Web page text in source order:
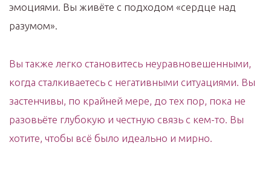
эмоциями. Вы живёте с подходом «сердце над
разумом».
Вы также легко становитесь неуравновешенными,
когда сталкиваетесь с негативными ситуациями. Вы
застенчивы, по крайней мере, до тех пор, пока не
разовьёте глубокую и честную связь с кем-то. Вы
хотите, чтобы всё было идеально и мирно.